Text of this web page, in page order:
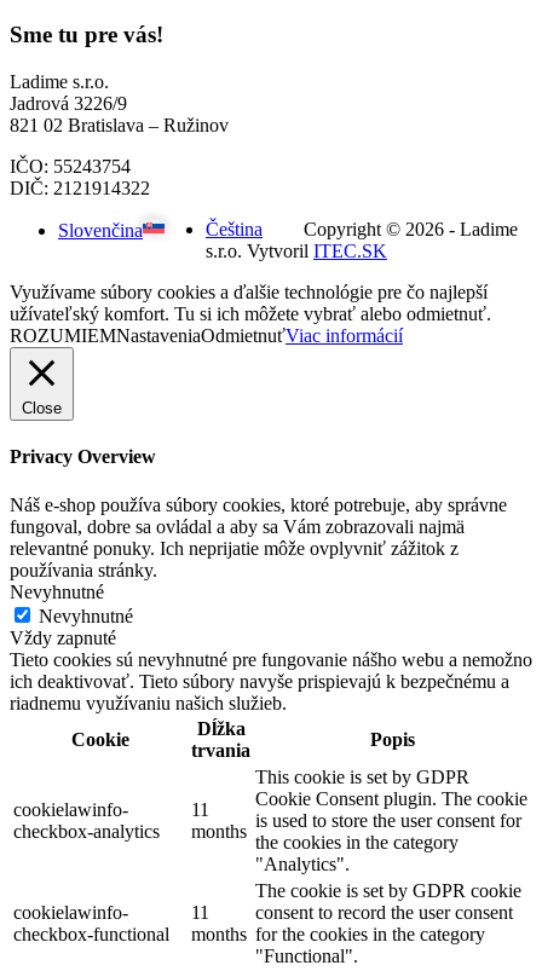
Sme tu pre vás!
Ladime s.r.o.
Jadrová 3226/9
821 02 Bratislava – Ružinov
IČO: 55243754
DIČ: 2121914322
Slovenčina Čeština
Copyright © 2026 - Ladime
s.r.o. Vytvoril ITEC.SK
Využívame súbory cookies a ďalšie technológie pre čo najlepší
užívateľský komfort. Tu si ich môžete vybrať alebo odmietnuť.
ROZUMIEMNastaveniaOdmietnuťViac informácií
Close
Privacy Overview
Náš e-shop používa súbory cookies, ktoré potrebuje, aby správne
fungoval, dobre sa ovládal a aby sa Vám zobrazovali najmä
relevantné ponuky. Ich neprijatie môže ovplyvniť zážitok z
používania stránky.
Nevyhnutné
Nevyhnutné
Vždy zapnuté
Tieto cookies sú nevyhnutné pre fungovanie nášho webu a nemožno
ich deaktivovať. Tieto súbory navyše prispievajú k bezpečnému a
riadnemu využívaniu našich služieb.
Cookie
Dĺžka
trvania
Popis
cookielawinfo-
checkbox-analytics
11
months
This cookie is set by GDPR
Cookie Consent plugin. The cookie
is used to store the user consent for
the cookies in the category
"Analytics".
cookielawinfo-
checkbox-functional
11
months
The cookie is set by GDPR cookie
consent to record the user consent
for the cookies in the category
"Functional".